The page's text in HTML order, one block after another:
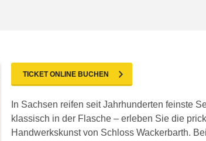
TICKET ONLINE BUCHEN
In Sachsen reifen seit Jahrhunderten feinste
klassisch in der Flasche – erleben Sie die
Handwerkskunst von Schloss Wackerbarth.